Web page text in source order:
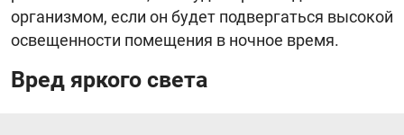
организмом, если он будет подвергаться высокой
освещенности помещения в ночное время.
Вред яркого света